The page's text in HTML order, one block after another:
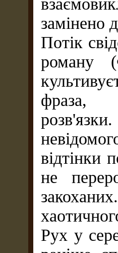
замінено
Потік
роману
фраза,
відтінки
не
Рух у